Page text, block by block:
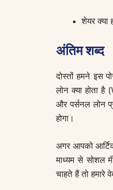
शेयर क्या
अंतिम शब्द
दोस्तों हमने इस
लोन क्या होता
और पर्सनल लोन
होगा।
अगर आपको
माध्यम से सोशल
चाहते हैं तो